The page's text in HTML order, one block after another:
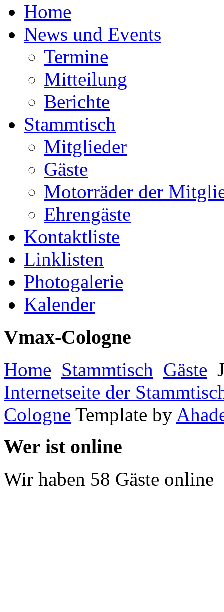
Home
News und Events
Termine
Mitteilung
Berichte
Stammtisch
Mitglieder
Gäste
Motorräder der
Ehrengäste
Kontaktliste
Linklisten
Photogalerie
Kalender
Vmax-Cologne
Home Stammtisch Gäste
Internetseite der
Cologne Template by
Wer ist online
Wir haben 58 Gäste online